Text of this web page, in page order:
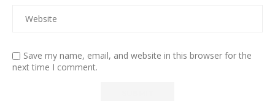
Save my name, email, and website in this browser for the
next time I comment.